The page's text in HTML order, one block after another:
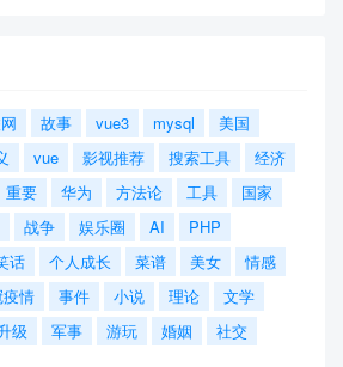
故事 vue3 mysql
美国
vue 影视推荐 搜索工具
经济
重要 华为 方法论 工具
国家
战争 娱乐圈 AI
PHP
话 个人成长 菜谱 美女
情感
疫情 事件 小说 理论
文学
级 军事 游玩 婚姻
社交